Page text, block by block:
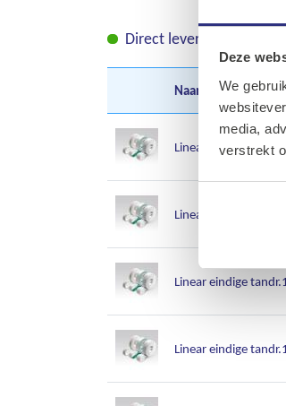
Deze
We
media,
verstrekt
Direct leverbaar
Naam A-Z
Linear eindige
Linear eindige
Linear eindige
Linear eindige